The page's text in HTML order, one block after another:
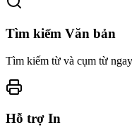
Tìm kiếm Văn bản
Tìm kiếm từ và cụm từ
Hỗ trợ In